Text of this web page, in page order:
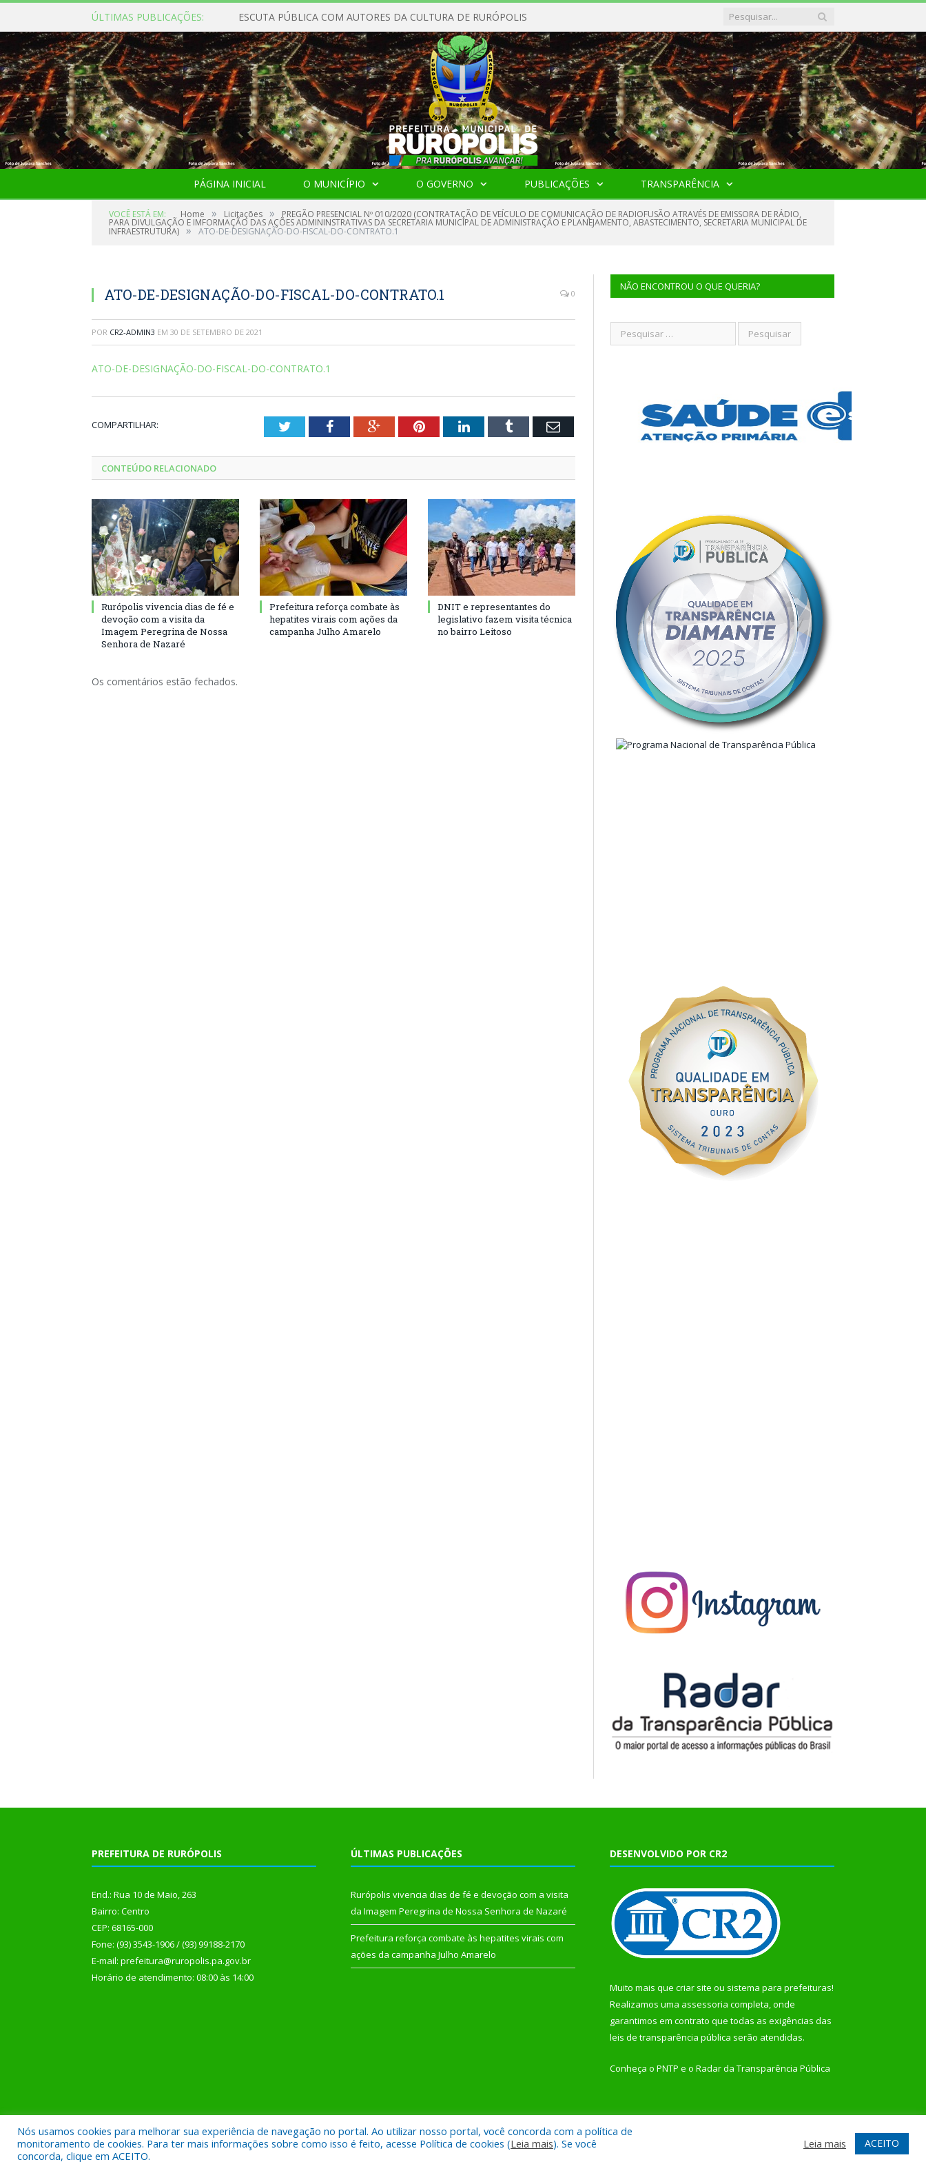
ÚLTIMAS PUBLICAÇÕES: ESCUTA PÚBLICA COM AUTORES DA CULTURA DE RURÓPOLIS
PÁGINA INICIAL O MUNICÍPIO O GOVERNO PUBLICAÇÕES TRANSPARÊNCIA
VOCÊ ESTÁ EM: Home » Licitações » PREGÃO PRESENCIAL Nº 010/2020 (CONTRATAÇÃO DE VEÍCULO DE COMUNICAÇÃO DE RADIOFUSÃO ATRAVÉS DE EMISSORA DE RÁDIO,
PARA DIVULGAÇÃO E IMFORMAÇÃO DAS AÇÕES ADMININSTRATIVAS DA SECRETARIA MUNICIPAL DE ADMINISTRAÇÃO E PLANEJAMENTO, ABASTECIMENTO, SECRETARIA MUNICIPAL DE
INFRAESTRUTURA) » ATO-DE-DESIGNAÇÃO-DO-FISCAL-DO-CONTRATO.1
ATO-DE-DESIGNAÇÃO-DO-FISCAL-DO-CONTRATO.1 0
POR CR2-ADMIN3 EM 30 DE SETEMBRO DE 2021
ATO-DE-DESIGNAÇÃO-DO-FISCAL-DO-CONTRATO.1
COMPARTILHAR: TwitterFacebookGoogle+PinterestLinkedInTumblr Email
CONTEÚDO RELACIONADO
Rurópolis vivencia dias de fé e
devoção com a visita da
Imagem Peregrina de Nossa
Senhora de Nazaré
Prefeitura reforça combate às
hepatites virais com ações da
campanha Julho Amarelo
DNIT e representantes do
legislativo fazem visita técnica
no bairro Leitoso
Os comentários estão fechados.
NÃO ENCONTROU O QUE QUERIA?
PREFEITURA DE RURÓPOLIS
End.: Rua 10 de Maio, 263
Bairro: Centro
CEP: 68165-000
Fone: (93) 3543-1906 / (93) 99188-2170
E-mail: prefeitura@ruropolis.pa.gov.br
Horário de atendimento: 08:00 às 14:00
ÚLTIMAS PUBLICAÇÕES
Rurópolis vivencia dias de fé e devoção com a visita
da Imagem Peregrina de Nossa Senhora de Nazaré
Prefeitura reforça combate às hepatites virais com
ações da campanha Julho Amarelo
DESENVOLVIDO POR CR2
Muito mais que criar site ou sistema para prefeituras!
Realizamos uma assessoria completa, onde
garantimos em contrato que todas as exigências das
leis de transparência pública serão atendidas.
Conheça o PNTP e o Radar da Transparência Pública
Todos os direitos reservados a Prefeitura Municipal de Rurópolis. Mapa do Site Acessar Webmail
Nós usamos cookies para melhorar sua experiência de navegação no portal. Ao utilizar nosso portal, você concorda com a política de
monitoramento de cookies. Para ter mais informações sobre como isso é feito, acesse Política de cookies (Leia mais). Se você
concorda, clique em ACEITO.
Leia mais ACEITO